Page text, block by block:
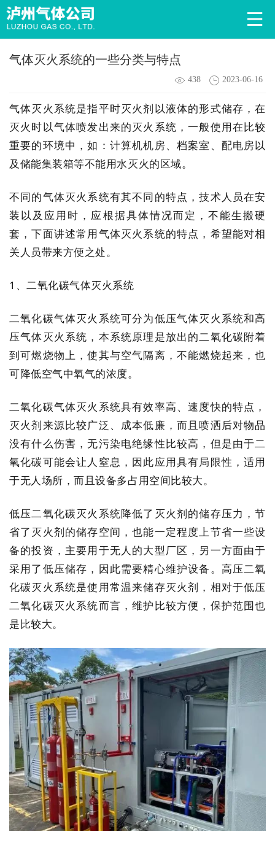
气体灭火系统的一些分类与特点
438 2023-06-16
气体灭火系统是指平时灭火剂以液体的形式储存，在
灭火时以气体喷发出来的灭火系统，一般使用在比较
重要的环境中，如：计算机机房、档案室、配电房以
及储能集装箱等不能用水灭火的区域。
不同的气体灭火系统有其不同的特点，技术人员在安
装以及应用时，应根据具体情况而定，不能生搬硬
套，下面讲述常用气体灭火系统的特点，希望能对相
关 人员带来方便之处。
1、二氧化碳气体灭火系统
二氧化碳气体灭火系统可分为低压气体灭火系统和高
压气体灭火系统，本系统原理是放出的二氧化碳附着
到可燃烧物上，使其与空气隔离，不能燃烧起来，也
可降低空气中氧气的浓度。
二氧化碳气体灭火系统具有效率高、速度快的特点，
灭火剂来源比较广泛、成本低廉，而且喷洒后对物品
没有什么伤害，无污染电绝缘性比较高，但是由于二
氧化碳可能会让人窒息，因此应用具有局限性，适用
于无人场所，而且设备多占用空间比较大。
低压二氧化碳灭火系统降低了灭火剂的储存压力，节
省了灭火剂的储存空间，也能一定程度上节省一些设
备的投资，主要用于无人的大型厂区，另一方面由于
采用了低压储存，因此需要精心维护设备。高压二氧
化碳灭火系统是使用常温来储存灭火剂，相对于低压
二氧化碳灭火系统而言，维护比较方便，保护范围也
是比较大。